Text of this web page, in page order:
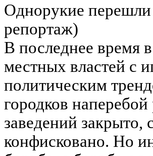
Однорукие перешли
репортаж)
В последнее время
местных властей с
политическим
городков
заведений закрыто,
конфисковано. Но